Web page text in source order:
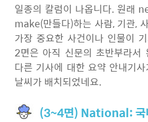
일종의 칼럼이 나옵니다. 원래
make(만들다)하는 사람, 기관,
가장 중요한 사건이나 인물이
2면은 아직 신문의 초반부라서
다른 기사에 대한 요약 안내기
날씨가 배치되었네요.
(3~4면) National: 국